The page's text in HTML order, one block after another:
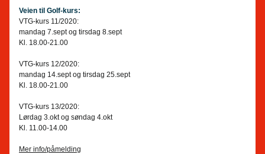
Veien til Golf-kurs:
VTG-kurs 11/2020:​
mandag 7.sept og tirsdag 8.sept
Kl. 18.00-21.00
VTG-kurs 12/2020:​
mandag 14.sept og tirsdag 25.sept
Kl. 18.00-21.00
VTG-kurs 13/2020:​
Lørdag 3.okt og søndag 4.okt
Kl. 11.00-14.00
Mer info/påmelding